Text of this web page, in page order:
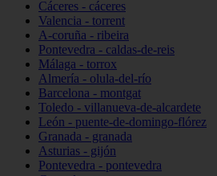
Cáceres - cáceres
Valencia - torrent
A-coruña - ribeira
Pontevedra - caldas-de-reis
Málaga - torrox
Almería - olula-del-río
Barcelona - montgat
Toledo - villanueva-de-alcardete
León - puente-de-domingo-flórez
Granada - granada
Asturias - gijón
Pontevedra - pontevedra